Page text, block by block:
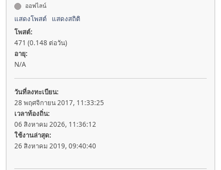
ออฟไลน์
แสดงโพสต์
แสดงสถิติ
โพสต์:
471 (0.148 ต่อวัน)
อายุ:
N/A
วันที่ลงทะเบียน:
28 พฤศจิกายน 2017, 11:33:25
เวลาท้องถิ่น:
06 สิงหาคม 2026, 11:36:12
ใช้งานล่าสุด:
26 สิงหาคม 2019, 09:40:40